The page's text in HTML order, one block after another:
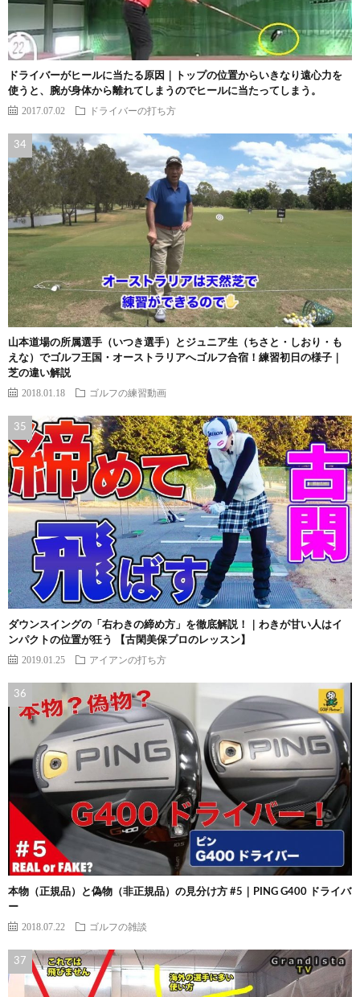
ドライバーがヒールに当たる原因｜トップの位置からいきなり遠心力を
使うと、腕が身体から離れてしまうのでヒールに当たってしまう。
2017.07.02 ドライバーの打ち方
山本道場の所属選手（いつき選手）とジュニア生（ちさと・しおり・も
えな）でゴルフ王国・オーストラリアへゴルフ合宿！練習初日の様子｜
芝の違い解説
2018.01.18 ゴルフの練習動画
ダウンスイングの「右わきの締め方」を徹底解説！｜わきが甘い人はイ
ンパクトの位置が狂う 【古閑美保プロのレッスン】
2019.01.25 アイアンの打ち方
本物（正規品）と偽物（非正規品）の見分け方 #5｜PING G400 ドライバ
ー
2018.07.22 ゴルフの雑談